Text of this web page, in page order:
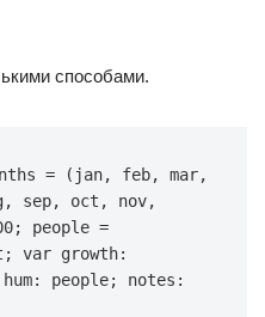
способами.
= (jan, feb, mar,
sep, oct, nov,
people =
var growth:
people; notes: